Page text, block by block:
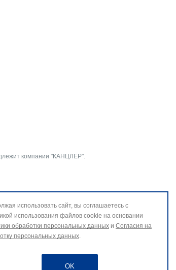
компании "КАНЦЛЕР".
№ 152-ФЗ «О персональных данных».
использование файлов cookie. В случае
использовать сайт, вы соглашаетесь с
использования файлов cookie на основании
обработки персональных данных и Согласия на
персональных данных.
OK